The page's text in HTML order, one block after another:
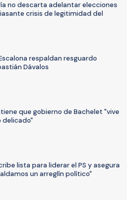
no descarta adelantar elecciones
crisis de legitimidad del
respaldan resguardo
Dávalos
que gobierno de Bachelet "vive
delicado"
lista para liderar el PS y asegura
un arreglín político"